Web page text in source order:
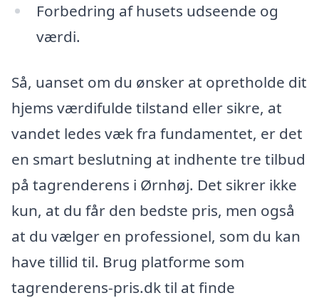
Forbedring af husets udseende og
værdi.
Så, uanset om du ønsker at opretholde dit
hjems værdifulde tilstand eller sikre, at
vandet ledes væk fra fundamentet, er det
en smart beslutning at indhente tre tilbud
på tagrenderens i Ørnhøj. Det sikrer ikke
kun, at du får den bedste pris, men også
at du vælger en professionel, som du kan
have tillid til. Brug platforme som
tagrenderens-pris.dk til at finde